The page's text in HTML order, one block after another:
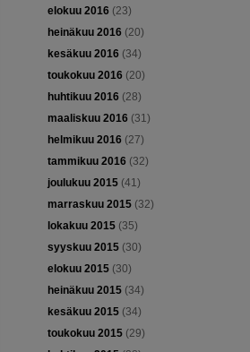
elokuu 2016 (23)
heinäkuu 2016 (20)
kesäkuu 2016 (34)
toukokuu 2016 (20)
huhtikuu 2016 (28)
maaliskuu 2016 (31)
helmikuu 2016 (27)
tammikuu 2016 (32)
joulukuu 2015(41)
marraskuu 2015(32)
lokakuu 2015(35)
syyskuu 2015(30)
elokuu 2015(30)
heinäkuu 2015(34)
kesäkuu 2015(34)
toukokuu 2015(29)